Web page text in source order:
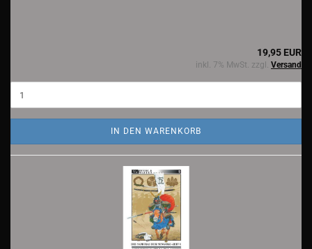
19,95 EUR
inkl. 7% MwSt. zzgl. Versand
IN DEN WARENKORB